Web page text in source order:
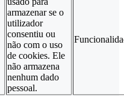
armazenar se o
utilizador
consentiu ou
não com o uso
de cookies. Ele
não armazena
nenhum dado
pessoal.